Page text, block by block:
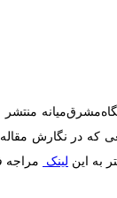
منتشر
که در نگارش مقاله
به این لینک مراجه